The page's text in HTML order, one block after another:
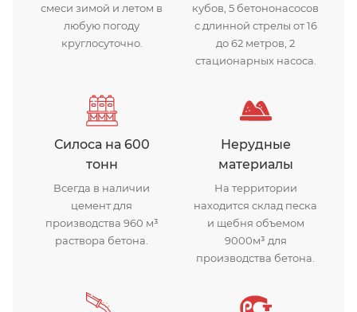
смеси зимой и летом в
любую погоду
круглосуточно.
кубов, 5 бетононасосов
с длинной стрелы от 16
до 62 метров, 2
стационарных насоса.
Силоса на 600
тонн
Всегда в наличии
цемент для
производства 960 м³
раствора бетона.
Нерудные
материалы
На территории
находится склад песка
и щебня объемом
9000м³ для
производства бетона.